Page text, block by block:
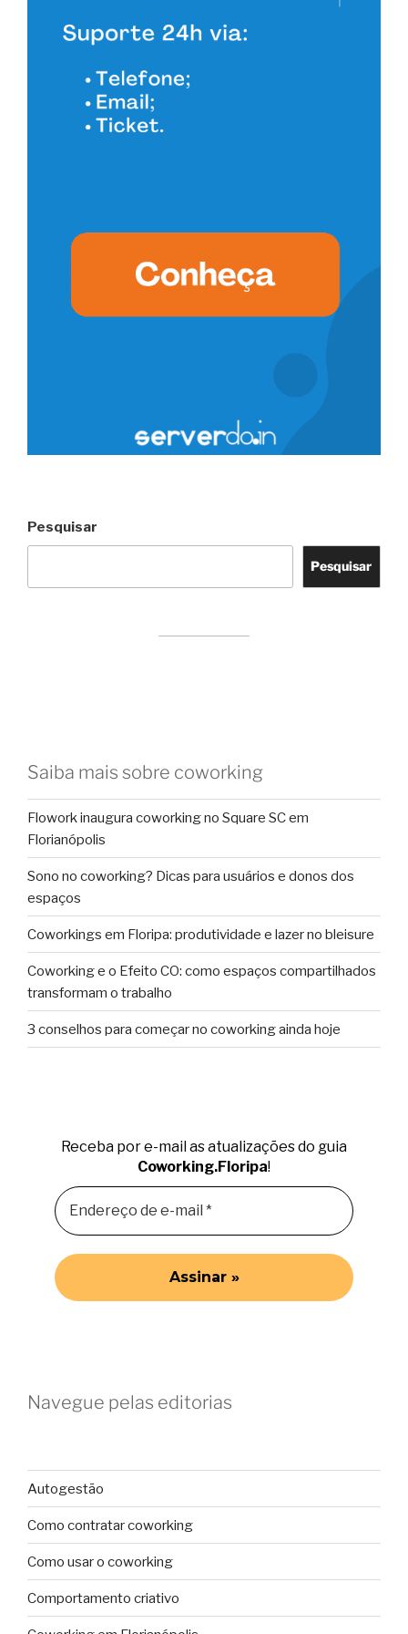
Pesquisar
Pesquisar
Saiba mais sobre coworking
Flowork inaugura coworking no Square SC em
Florianópolis
Sono no coworking? Dicas para usuários e donos dos
espaços
Coworkings em Floripa: produtividade e lazer no bleisure
Coworking e o Efeito CO: como espaços compartilhados
transformam o trabalho
3 conselhos para começar no coworking ainda hoje
Receba por e-mail as atualizações do guia
Coworking.Floripa!
Navegue pelas editorias
Autogestão
Como contratar coworking
Como usar o coworking
Comportamento criativo